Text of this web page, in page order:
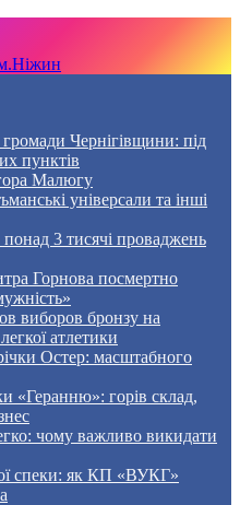
м.Ніжин
Чернігівщини: під
пунктів
Малюгу
універсали та інші
3 тисячі проваджень
Горнова посмертно
виборов бронзу на
атлетики
Остер: масштабного
«Геранню»: горів склад,
чому важливо викидати
спеки: як КП «ВУКГ»